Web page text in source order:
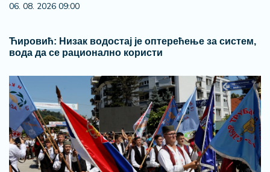
06. 08. 2026 09:00
Ћировић: Низак водостај је оптерећење за систем,
вода да се рационално користи